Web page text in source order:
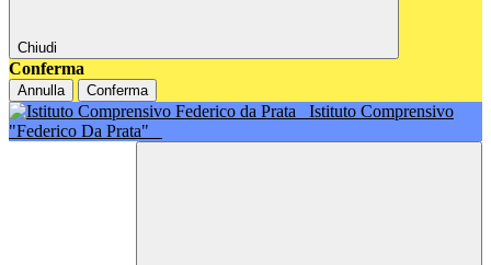
Chiudi
Conferma
Annulla Conferma
Istituto Comprensivo
"Federico Da Prata"